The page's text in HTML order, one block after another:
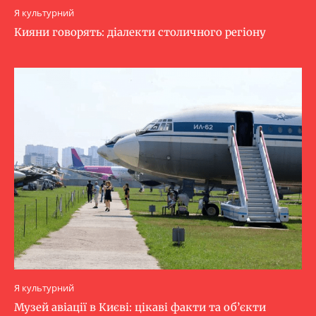
Я культурний
Кияни говорять: діалекти столичного регіону
Я культурний
Музей авіації в Києві: цікаві факти та об’єкти